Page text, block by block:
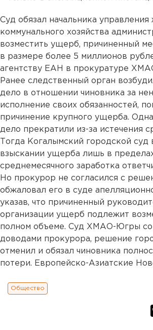
Суд обязал начальника
коммунального хозяйства
возместить ущерб, причиненный
в размере более 5 миллионов
агентству ЕАН в прокуратуре
Ранее следственный орган
дело в отношении чиновника за
исполнение своих обязанностей,
причинение крупного ущерба.
дело прекратили из-за истечения
Тогда Когалымский городской
взыскании ущерба лишь в
среднемесячного заработка
Но прокурор не согласился с
обжаловал его в суде
указав, что причиненный
организации ущерб подлежит
полном объеме. Суд ХМАО-Югры
доводами прокурора, решение
отменил и обязал чиновника
потери. Европейско-Азиатские
Общество